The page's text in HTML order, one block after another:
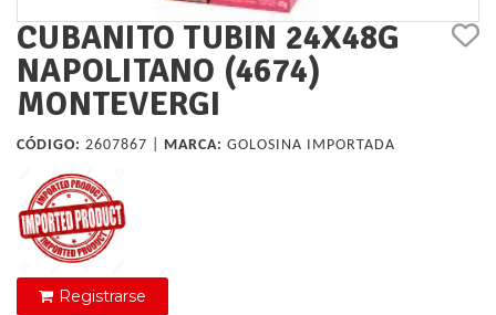
CUBANITO TUBIN 24X48G
NAPOLITANO (4674)
MONTEVERGI
CÓDIGO: 2607867 | MARCA: GOLOSINA IMPORTADA
Registrarse